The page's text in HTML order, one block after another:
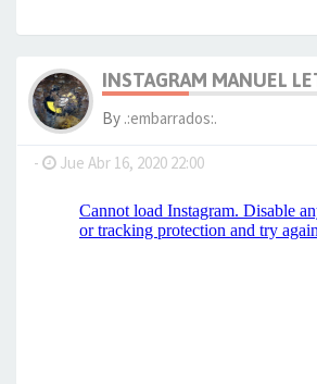
INSTAGRAM MANUEL
By .:embarrados:.
- Jue Abr 16, 2020 22:00